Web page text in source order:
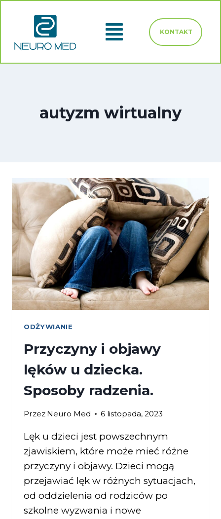
KONTAKT
autyzm wirtualny
ODŻYWIANIE
Przyczyny i objawy
lęków u dziecka.
Sposoby radzenia.
Przez Neuro Med 6 listopada, 2023
Lęk u dzieci jest powszechnym
zjawiskiem, które może mieć różne
przyczyny i objawy. Dzieci mogą
przejawiać lęk w różnych sytuacjach,
od oddzielenia od rodziców po
szkolne wyzwania i nowe